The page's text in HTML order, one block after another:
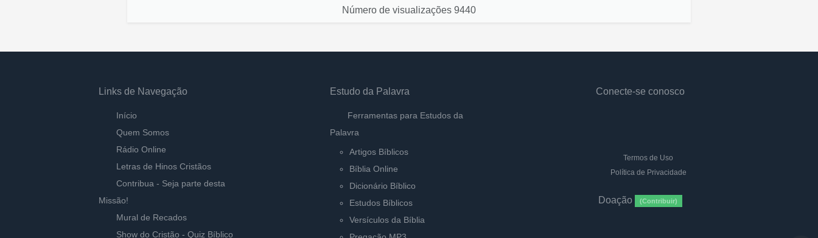
Número de visualizações 9440
Links de Navegação
Início
Quem Somos
Rádio Online
Letras de Hinos Cristãos
Contribua - Seja parte desta
Missão!
Mural de Recados
Show do Cristão - Quiz Bíblico
Estudo da Palavra
Ferramentas para Estudos da
Palavra
Artigos Bíblicos
Bíblia Online
Dicionário Bíblico
Estudos Bíblicos
Versículos da Bíblia
Conecte-se conosco
Termos de Uso
Política de Privacidade
Doação (Contribuir)